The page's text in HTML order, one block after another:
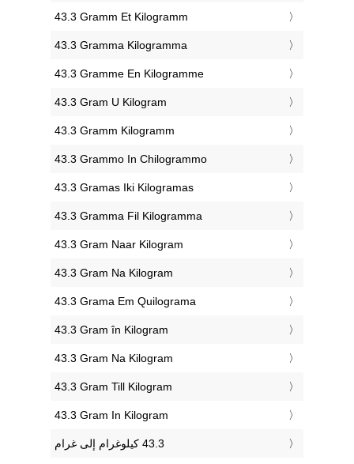
‎43.3 Gramm Et Kilogramm
‎43.3 Gramma Kilogramma
‎43.3 Gramme En Kilogramme
‎43.3 Gram U Kilogram
‎43.3 Gramm Kilogramm
‎43.3 Grammo In Chilogrammo
‎43.3 Gramas Iki Kilogramas
‎43.3 Gramma Fil Kilogramma
‎43.3 Gram Naar Kilogram
‎43.3 Gram Na Kilogram
‎43.3 Grama Em Quilograma
‎43.3 Gram în Kilogram
‎43.3 Gram Na Kilogram
‎43.3 Gram Till Kilogram
‎43.3 Gram In Kilogram